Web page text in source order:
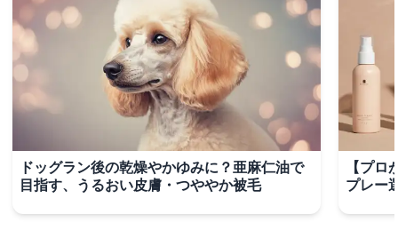
ドッグラン後の乾燥やかゆみに？亜麻仁油で
目指す、うるおい皮膚・つややか被毛
【プ
プレー